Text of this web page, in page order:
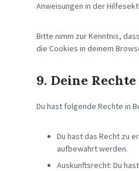
Anweisungen in der
Bitte nimm zur Kenntnis,
die Cookies in deinem
9. Deine
Du hast folgende Rechte in
Du hast das Recht zu
aufbewahrt werden.
Auskunftsrecht: Du